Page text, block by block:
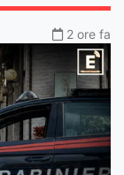
2 ore fa